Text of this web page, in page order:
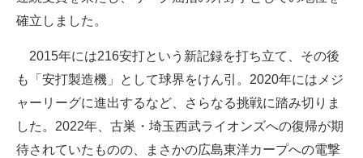
確立しました。
2015年には216安打という新記録を打ち立て、その後
も「安打製造機」として球界をけん引。2020年にはメジ
ャーリーグに進出するなど、さらなる挑戦に踏み切りま
した。2022年、古巣・埼玉西武ライオンズへの復帰が期
待されていたものの、まさかの広島東洋カープへの電撃